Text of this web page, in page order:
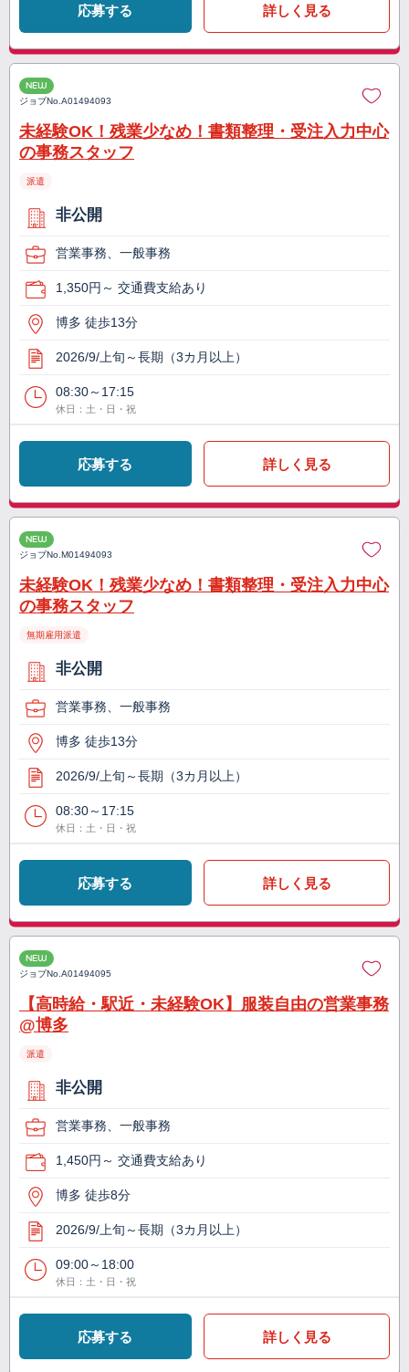
応募する 詳しく見る
NEW
ジョブNo.A01494093
未経験OK！残業少なめ！書類整理・受注入力中心
の事務スタッフ
派遣
非公開
営業事務、一般事務
1,350円～ 交通費支給あり
博多 徒歩13分
2026/9/上旬～長期（3カ月以上）
08:30～17:15
休日：土・日・祝
応募する 詳しく見る
NEW
ジョブNo.M01494093
未経験OK！残業少なめ！書類整理・受注入力中心
の事務スタッフ
無期雇用派遣
非公開
営業事務、一般事務
博多 徒歩13分
2026/9/上旬～長期（3カ月以上）
08:30～17:15
休日：土・日・祝
応募する 詳しく見る
NEW
ジョブNo.A01494095
【高時給・駅近・未経験OK】服装自由の営業事務
@博多
派遣
非公開
営業事務、一般事務
1,450円～ 交通費支給あり
博多 徒歩8分
2026/9/上旬～長期（3カ月以上）
09:00～18:00
休日：土・日・祝
応募する 詳しく見る